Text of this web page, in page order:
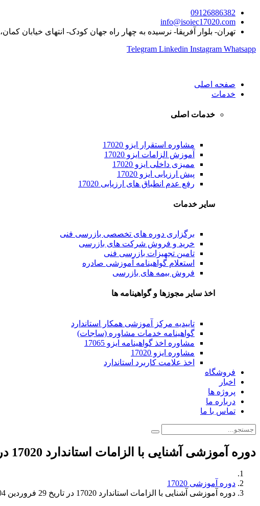
09126886382
info@isoiec17020.com
تهران- بلوار آفریقا- نرسیده به چهار راه جهان کودک- انتهای خیابان کمان،
Telegram Linkedin Instagram Whatsapp
صفحه اصلی
خدمات
خدمات اصلی
مشاوره استقرار ایزو 17020
آموزش الزامات ایزو 17020
ممیزی داخلی ایزو 17020
پیش ارزیابی ایزو 17020
رفع عدم انطباق های ارزیابی 17020
سایر خدمات
برگزاری دوره های تخصصی بازرسی فنی
خرید و فروش شرکت های بازرسی
تامین تجهیزات بازرسی فنی
استعلام گواهینامه آموزشی صادره
فروش بیمه های بازرسی
اخذ سایر مجوزها و گواهینامه ها
تاییدیه مرکز آموزشی همکار استاندارد
گواهینامه خدمات مشاوره (ساجات)
مشاوره اخذ گواهینامه ایزو 17065
مشاوره ایزو 17020
اخذ علامت کاربرد استاندارد
فروشگاه
اخبار
پروژه ها
درباره ما
تماس با ما
دوره آموزشی آشنایی با الزامات استاندارد 17020 در تاریخ 29 فروردین 1404 برگزار می شود.
دوره آموزشی 17020
دوره آموزشی آشنایی با الزامات استاندارد 17020 در تاریخ 29 فروردین 1404 برگزار می شود.